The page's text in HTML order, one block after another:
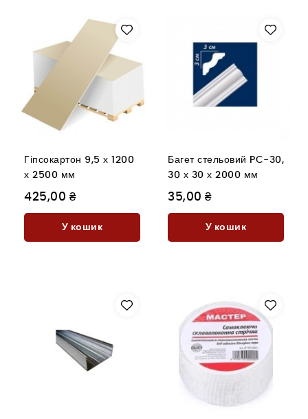
Гіпсокартон 9,5 х 1200
х 2500 мм
425,00 ₴
У кошик
Багет стельовий PC-30,
30 х 30 х 2000 мм
35,00 ₴
У кошик